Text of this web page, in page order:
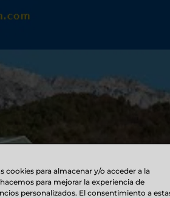
cookies para almacenar y/o acceder a la
para mejorar la experiencia de
personalizados. El consentimiento a